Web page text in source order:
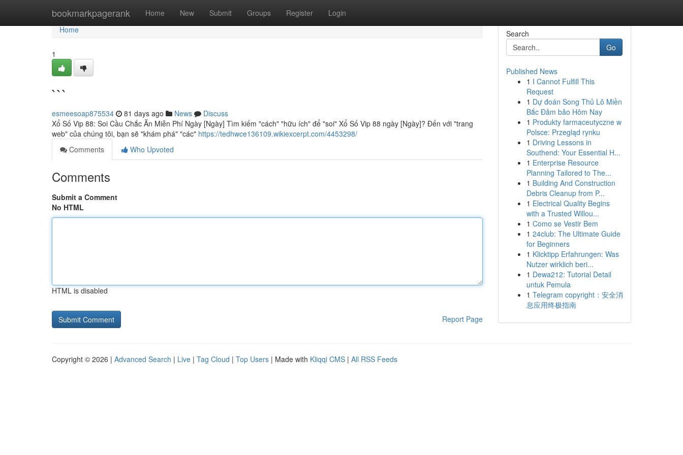
bookmarkpagerank Home New Submit Groups Register Login
Home
Home
1
```
esmeesoap875534 81 days ago News
Discuss
Xổ Số Vip 88: Soi Cầu Chắc Ăn Miễn Phí Ngày [Ngày] Tìm kiếm "cách" "hữu ích" để "soi" Xổ Số Vip 88 ngày [Ngày]? Đến với "trang
web" của chúng tôi, bạn sẽ "khám phá" "các" https://tedhwce136109.wikiexcerpt.com/4453298/
Comments
Who Upvoted
Comments
Submit a Comment
No HTML
HTML is disabled
Report Page
Search
Go
Published News
1 I Cannot Fulfill This
Request
1 Dự đoán Song Thủ Lô Miền
Bắc Đảm bảo Hôm Nay
1 Produkty farmaceutyczne w
Polsce: Przegląd rynku
1 Driving Lessons in
Southend: Your Essential H...
1 Enterprise Resource
Planning Tailored to The...
1 Building And Construction
Debris Cleanup from P...
1 Electrical Quality Begins
with a Trusted Willou...
1 Como se Vestir Bem
1 24club: The Ultimate Guide
for Beginners
1 Klicktipp Erfahrungen: Was
Nutzer wirklich beri...
1 Dewa212: Tutorial Detail
untuk Pemula
1 Telegram copyright：安全消
息应用终极指南
Copyright © 2026 | Advanced Search | Live | Tag Cloud | Top Users | Made with Kliqqi CMS | All RSS Feeds